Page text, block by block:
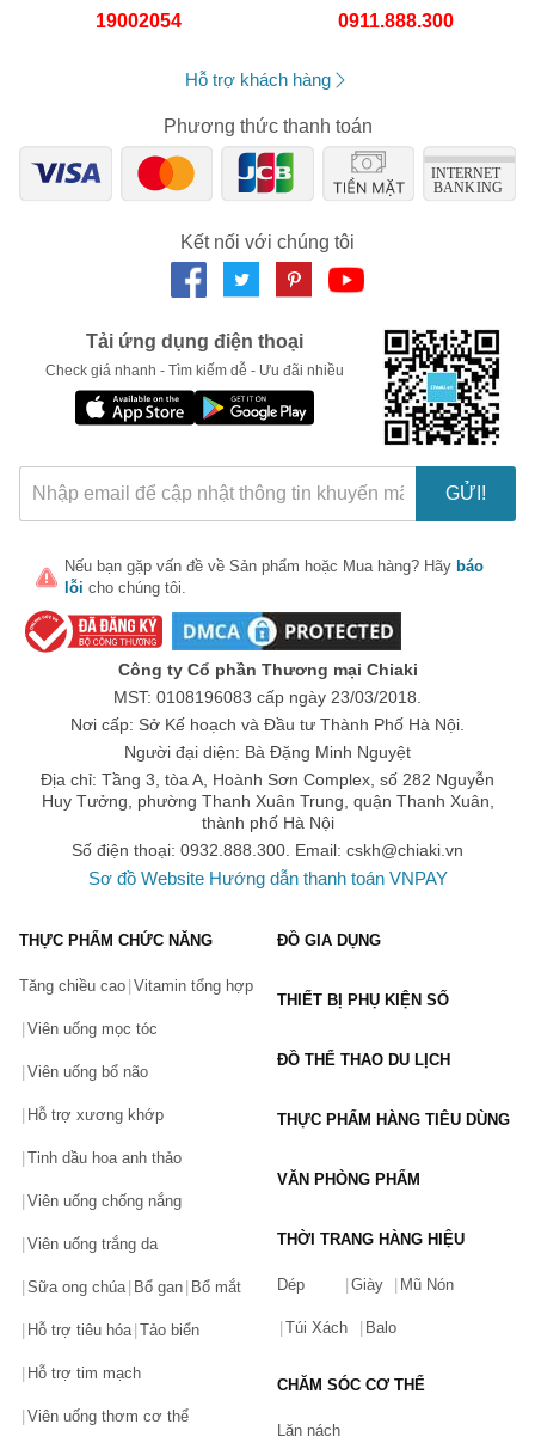
sản phẩm tại hơn 70 quốc gia trên thế giới.
Neutrogena là thương hiệu dược mỹ phẩm của Mỹ, có trụ sở
được đặt tại Los Angeles, California, Hoa Kỳ.
Mỹ phẩm Neutrogena có tốt không?
của từng quốc gia mà còn tìm cách kết hợp những tư duy và
thực tiễn tốt từ ​​các cơ quan có thẩm quyền hàng đầu cho các
sản phẩm chăm sóc da trên toàn thế giới.
Các thành phần có trong sản phẩm của Neutrogena đều được
sàng lọc về chất lượng, ứng dụng quy trình sản xuất tiên tiến hiện
đại, đáp ứng đầy đủ các tiêu chuẩn lành tính, chất lượng.
Bất cứ sản phẩm nào của Neutrogena sau khi đưa ra thị trường
đều được theo dõi và điều chỉnh quy trình dựa trên nghiên cứu,
sử dụng, nhằm mang đến những sản phẩm siêu mới, chất lượng
hàng đầu cho khách hàng.
bởi các chuyên gia trong lĩnh vực chăm sóc, làm đẹp da và tóc,
đảm bảo mang đến các sản phẩm thực sự hiệu quả cho người
sử dụng. Đây cũng là một trong những lý do tại sao nhiều năm
liền Neutrogena luôn là cái tên được các chuyên gia da liễu tin
tưởng sử dụng.
Các dòng sản phẩm của Neutrogena
Dòng sản phẩm chăm sóc da mặt bao gồm: sữa rửa mặt, sản
phẩm tẩy trang, kem dưỡng da, son dưỡng môi, kem chống
nắng.
Dòng sản phẩm chăm sóc tóc và cơ thể bao gồm: dầu gội, sữa
tắm, dưỡng thể.
TOP 5 sản phẩm của Neutrogena đang được ưa chuộng
hiện nay
1. Sữa rửa mặt Neutrogena Oil Free Acne Wash
Neutrogena Oil Free Acne Wash là sản phẩm sữa rửa mặt
Neutrogena chứa 2% Salicylic Acid hỗ trợ ngăn ngừa và cải thiện
mụn trên da hiệu quả, giảm tiết dầu nhờn, mang đến làn da thông
thoáng và sạch mụn cho người sử dụng.
xuất nha đam.
ưu điểm:
mang lại một làn da sạch thoáng mà không gây cảm giác khô
Hỗ trợ đẩy mụn, ngăn ngừa hình thành mụn mới.
Kiểm soát dầu nhờn, làm giảm tình trạng tiết nhiều dầu trên
19002054
0911.888.300
Hỗ trợ khách hàng
Phương thức thanh toán
Kết nối với chúng tôi
Tải ứng dụng điện thoại
Check giá nhanh - Tìm kiếm dễ - Ưu đãi nhiều
GỬI!
Nếu bạn gặp vấn đề về Sản phẩm hoặc Mua hàng? Hãy báo
lỗi cho chúng tôi.
Công ty Cổ phần Thương mại Chiaki
MST: 0108196083 cấp ngày 23/03/2018.
Nơi cấp: Sở Kế hoạch và Đầu tư Thành Phố Hà Nội.
Người đại diện: Bà Đặng Minh Nguyệt
Địa chỉ: Tầng 3, tòa A, Hoành Sơn Complex, số 282 Nguyễn
Huy Tưởng, phường Thanh Xuân Trung, quận Thanh Xuân,
thành phố Hà Nội
Số điện thoại: 0932.888.300. Email: cskh@chiaki.vn
Sơ đồ Website Hướng dẫn thanh toán VNPAY
THỰC PHẨM CHỨC NĂNG
Tăng chiều cao Vitamin tổng hợp
Viên uống mọc tóc
Viên uống bổ não
Hỗ trợ xương khớp
Tinh dầu hoa anh thảo
Viên uống chống nắng
Viên uống trắng da
Sữa ong chúa Bổ gan Bổ mắt
Hỗ trợ tiêu hóa Tảo biển
Hỗ trợ tim mạch
Viên uống thơm cơ thể
ĐỒ GIA DỤNG
THIẾT BỊ PHỤ KIỆN SỐ
ĐỒ THỂ THAO DU LỊCH
THỰC PHẨM HÀNG TIÊU DÙNG
VĂN PHÒNG PHẨM
THỜI TRANG HÀNG HIỆU
Dép Giày Mũ Nón
Túi Xách Balo
CHĂM SÓC CƠ THỂ
Lăn nách